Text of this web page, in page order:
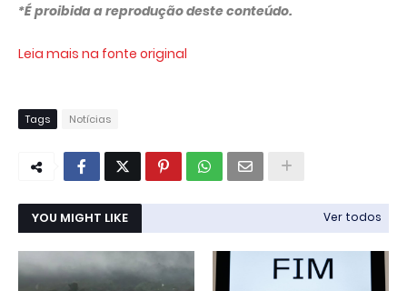
*É proibida a reprodução deste conteúdo.
Leia mais na fonte original
Tags Notícias
YOU MIGHT LIKE Ver todos